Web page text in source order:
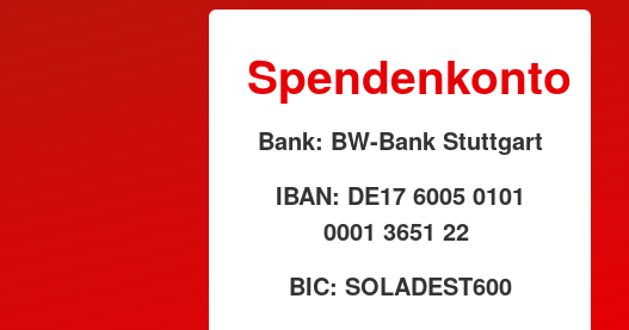
Spendenkonto
Bank: BW-Bank Stuttgart
IBAN: DE17 6005 0101
0001 3651 22
BIC: SOLADEST600